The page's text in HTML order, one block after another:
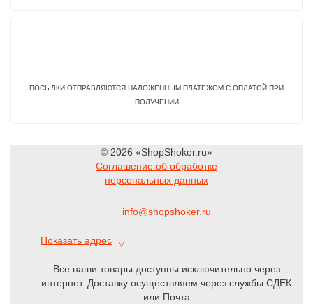
ПОСЫЛКИ ОТПРАВЛЯЮТСЯ НАЛОЖЕННЫМ ПЛАТЕЖОМ С ОПЛАТОЙ ПРИ
ПОЛУЧЕНИИ
© 2026 «ShopShoker.ru»
Соглашение об обработке
персональных данных
info@shopshoker.ru
Показать адрес ˅
Все наши товары доступны исключительно через
интернет. Доставку осуществляем через службы СДЕК
или Почта